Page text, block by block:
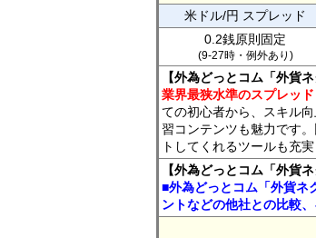
米ドル/円 スプレッド
0.2銭原則固定
(9-27時・例外あり)
【外為どっとコム「外貨
業界最狭水準のスプレッ
ての初心者から、スキル
習コンテンツも魅力です
トしてくれるツールも充実
【外為どっとコム「外貨
■外為どっとコム「外貨ネ
ントなどの他社との比較